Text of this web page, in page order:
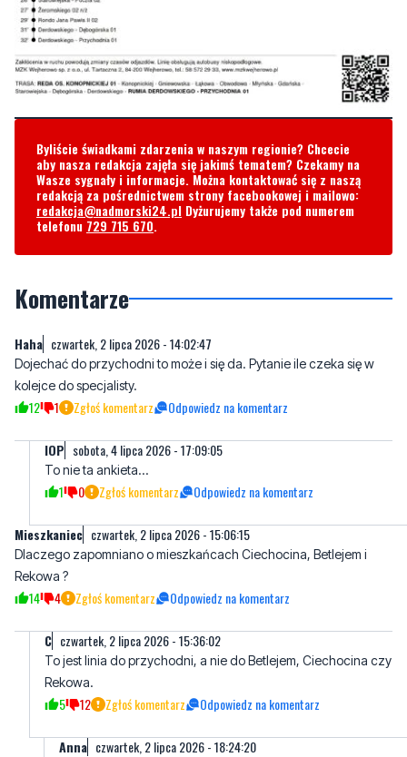
Byliście świadkami zdarzenia w naszym regionie? Chcecie
aby nasza redakcja zajęła się jakimś tematem? Czekamy na
Wasze sygnały i informacje. Można kontaktować się z naszą
redakcją za pośrednictwem strony facebookowej i mailowo:
redakcja@nadmorski24.pl Dyżurujemy także pod numerem
telefonu 729 715 670.
Komentarze
Haha czwartek, 2 lipca 2026 - 14:02:47
Dojechać do przychodni to może i się da. Pytanie ile czeka się w
kolejce do specjalisty.
12 1 Zgłoś komentarz Odpowiedz na komentarz
lOP sobota, 4 lipca 2026 - 17:09:05
To nie ta ankieta...
1 0 Zgłoś komentarz Odpowiedz na komentarz
Mieszkaniec czwartek, 2 lipca 2026 - 15:06:15
Dlaczego zapomniano o mieszkańcach Ciechocina, Betlejem i
Rekowa ?
14 4 Zgłoś komentarz Odpowiedz na komentarz
C czwartek, 2 lipca 2026 - 15:36:02
To jest linia do przychodni, a nie do Betlejem, Ciechocina czy
Rekowa.
5 12 Zgłoś komentarz Odpowiedz na komentarz
Anna czwartek, 2 lipca 2026 - 18:24:20